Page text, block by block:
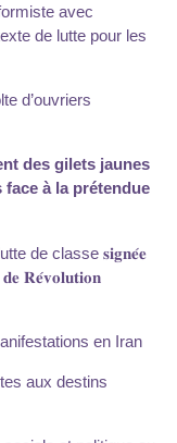
avec
de lutte pour les
d’ouvriers
des gilets jaunes
à la prétendue
de classe 𝐬𝐢𝐠𝐧𝐞́𝐞
𝐑𝐞́𝐯𝐨𝐥𝐮𝐭𝐢𝐨𝐧
en Iran
aux destins